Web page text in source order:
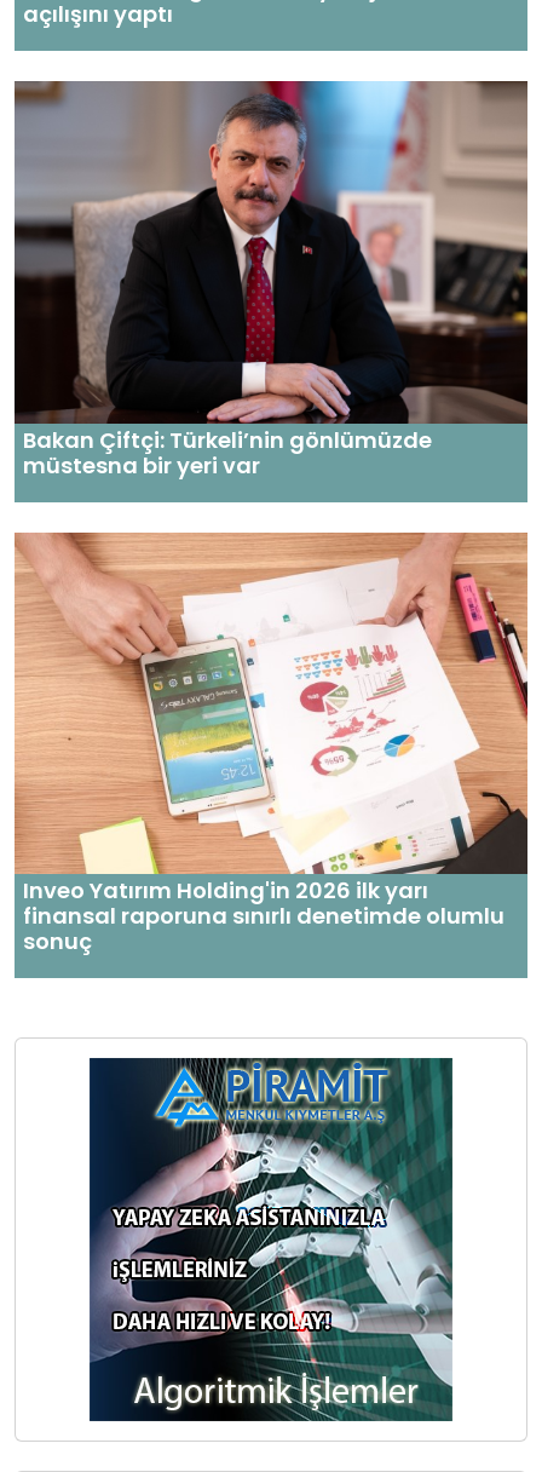
açılışını yaptı
Bakan Çiftçi: Türkeli’nin gönlümüzde
müstesna bir yeri var
Inveo Yatırım Holding'in 2026 ilk yarı
finansal raporuna sınırlı denetimde olumlu
sonuç